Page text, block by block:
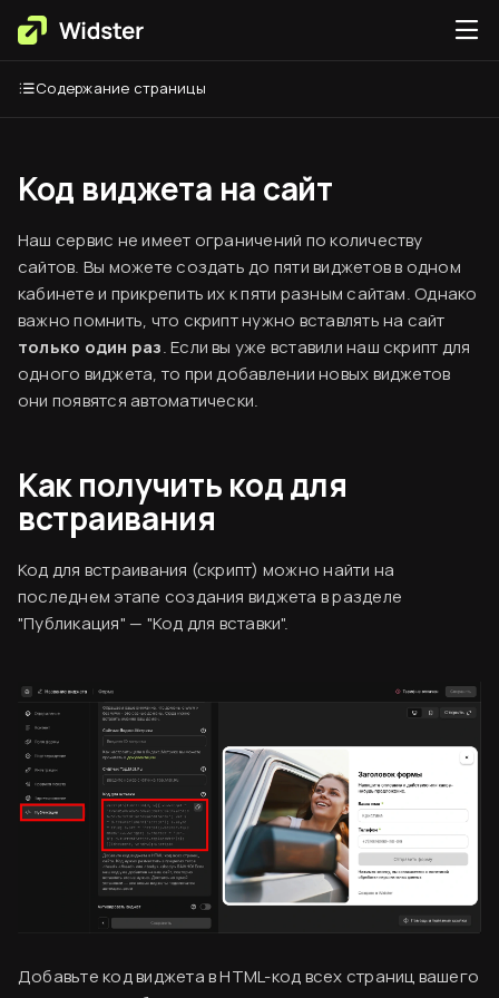
Вводная информация
База знаний
Создание аккаунта
Код виджета
Код виджета на сайт
Наш сервис не имеет ограничений по количеству
сайтов. Вы можете создать до пяти виджетов в одном
кабинете и прикрепить их к пяти разным сайтам. Однако
важно помнить, что скрипт нужно вставлять на сайт
только один раз. Если вы уже вставили наш скрипт для
одного виджета, то при добавлении новых виджетов
они появятся автоматически.
Как получить код для
встраивания
Код для встраивания (скрипт) можно найти на
последнем этапе создания виджета в разделе
"Публикация" — "Код для вставки".
Добавьте код виджета в HTML-код всех страниц вашего
Содержание страницы
Согласен
Финальный ужин Два шефа – одна кухня